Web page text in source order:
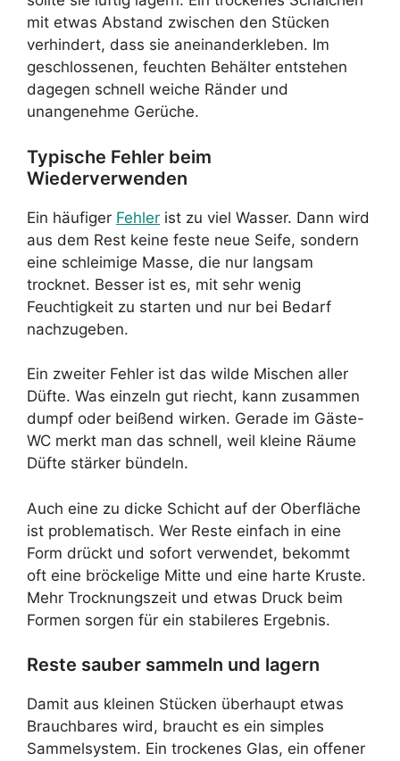
mit etwas Abstand zwischen den Stücken
verhindert, dass sie aneinanderkleben. Im
geschlossenen, feuchten Behälter entstehen
dagegen schnell weiche Ränder und
unangenehme Gerüche.
Typische Fehler beim
Wiederverwenden
Ein häufiger Fehler ist zu viel Wasser. Dann wird
aus dem Rest keine feste neue Seife, sondern
eine schleimige Masse, die nur langsam
trocknet. Besser ist es, mit sehr wenig
Feuchtigkeit zu starten und nur bei Bedarf
nachzugeben.
Ein zweiter Fehler ist das wilde Mischen aller
Düfte. Was einzeln gut riecht, kann zusammen
dumpf oder beißend wirken. Gerade im Gäste-
WC merkt man das schnell, weil kleine Räume
Düfte stärker bündeln.
Auch eine zu dicke Schicht auf der Oberfläche
ist problematisch. Wer Reste einfach in eine
Form drückt und sofort verwendet, bekommt
oft eine bröckelige Mitte und eine harte Kruste.
Mehr Trocknungszeit und etwas Druck beim
Formen sorgen für ein stabileres Ergebnis.
Reste sauber sammeln und lagern
Damit aus kleinen Stücken überhaupt etwas
Brauchbares wird, braucht es ein simples
Sammelsystem. Ein trockenes Glas, ein offener